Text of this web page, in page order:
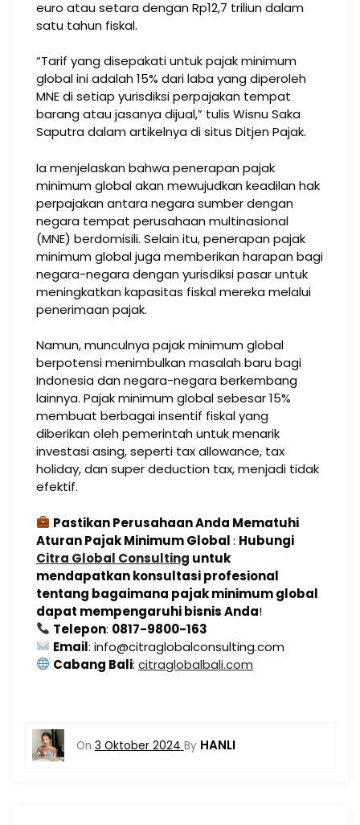
euro atau setara dengan Rp12,7 triliun dalam
satu tahun fiskal.
“Tarif yang disepakati untuk pajak minimum
global ini adalah 15% dari laba yang diperoleh
MNE di setiap yurisdiksi perpajakan tempat
barang atau jasanya dijual,” tulis Wisnu Saka
Saputra dalam artikelnya di situs Ditjen Pajak.
Ia menjelaskan bahwa penerapan pajak
minimum global akan mewujudkan keadilan hak
perpajakan antara negara sumber dengan
negara tempat perusahaan multinasional
(MNE) berdomisili. Selain itu, penerapan pajak
minimum global juga memberikan harapan bagi
negara-negara dengan yurisdiksi pasar untuk
meningkatkan kapasitas fiskal mereka melalui
penerimaan pajak.
Namun, munculnya pajak minimum global
berpotensi menimbulkan masalah baru bagi
Indonesia dan negara-negara berkembang
lainnya. Pajak minimum global sebesar 15%
membuat berbagai insentif fiskal yang
diberikan oleh pemerintah untuk menarik
investasi asing, seperti tax allowance, tax
holiday, dan super deduction tax, menjadi tidak
efektif.
Pastikan Perusahaan Anda Mematuhi
Aturan Pajak Minimum Global: Hubungi
Citra Global Consulting untuk
mendapatkan konsultasi profesional
tentang bagaimana pajak minimum global
dapat mempengaruhi bisnis Anda!
Telepon: 0817-9800-163
Email: info@citraglobalconsulting.com
Cabang Bali:citraglobalbali.com
On 3 Oktober 2024 By HANLI